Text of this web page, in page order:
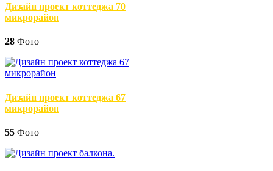
Дизайн проект коттеджа 70
микрорайон
28 Фото
Дизайн проект коттеджа 67
микрорайон
55 Фото